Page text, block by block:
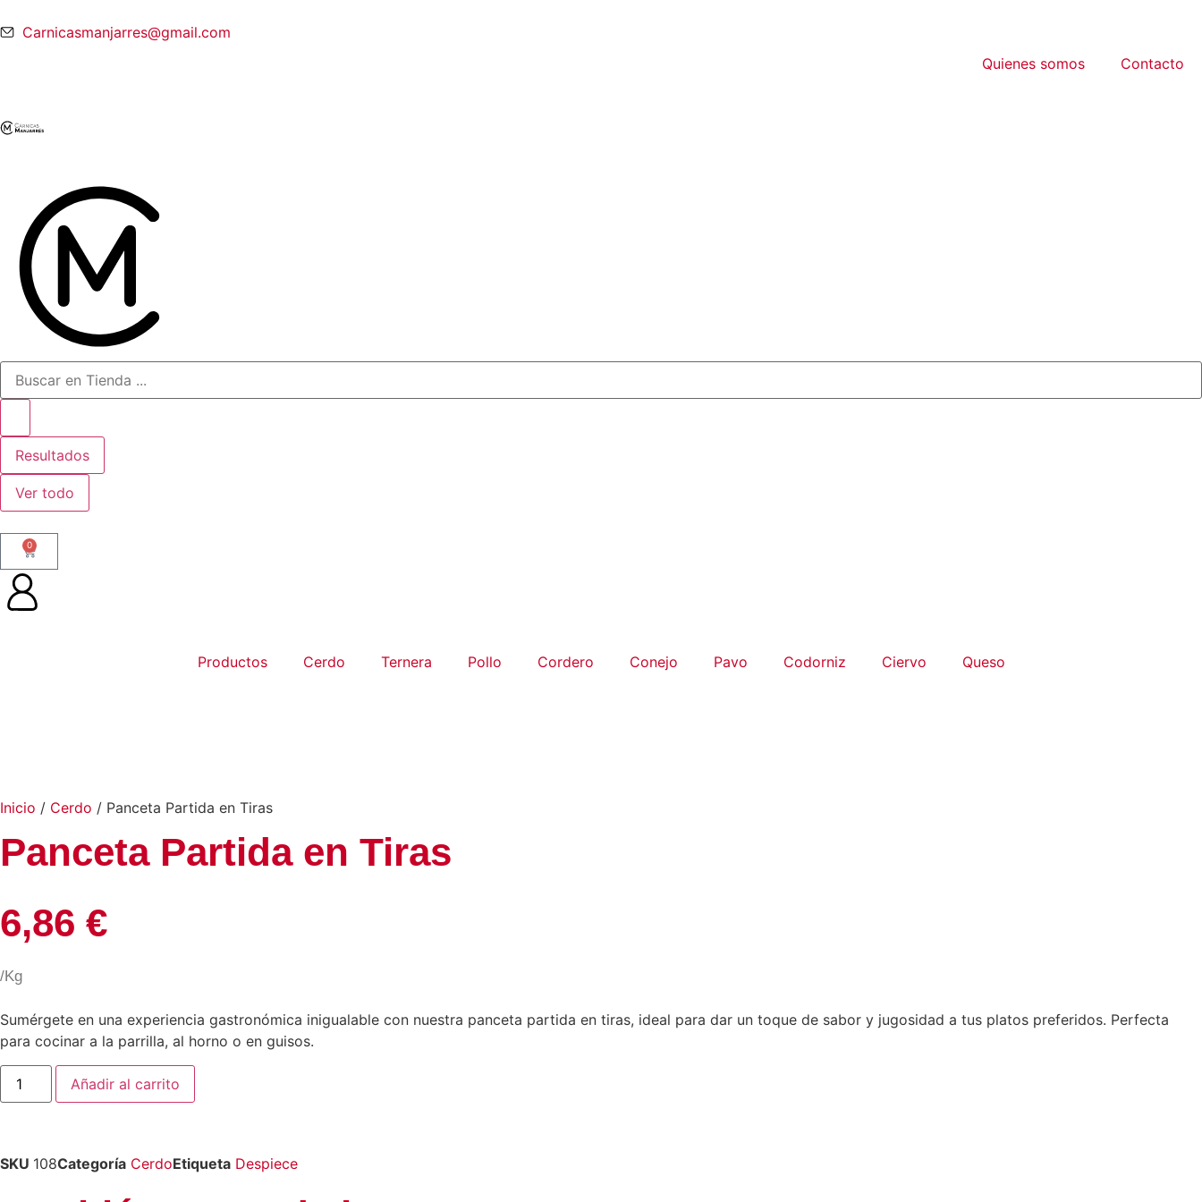
Carnicasmanjarres@gmail.com
Quienes somos
Contacto
Resultados
Ver todo
0
Productos Cerdo Ternera Pollo Cordero Conejo Pavo Codorniz Ciervo Queso
Inicio / Cerdo / Panceta Partida en Tiras
Panceta Partida en Tiras
6,86 €
/Kg
Sumérgete en una experiencia gastronómica inigualable con nuestra panceta partida en tiras, ideal para dar un toque de sabor y jugosidad a tus platos preferidos. Perfecta
para cocinar a la parrilla, al horno o en guisos.
Añadir al carrito
SKU 108Categoría CerdoEtiqueta Despiece